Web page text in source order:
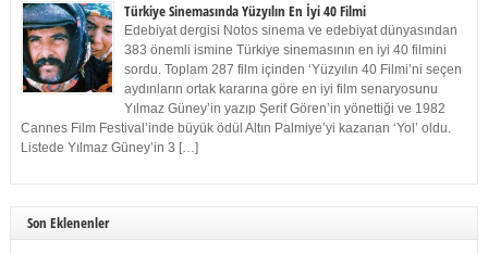
Türkiye Sinemasında Yüzyılın En İyi 40 Filmi
Edebiyat dergisi Notos sinema ve edebiyat dünyasından
383 önemli ismine Türkiye sinemasının en iyi 40 filmini
sordu. Toplam 287 film içinden ‘Yüzyılın 40 Filmi’ni seçen
aydınların ortak kararına göre en iyi film senaryosunu
Yılmaz Güney’in yazıp Şerif Gören’in yönettiği ve 1982
Cannes Film Festival’inde büyük ödül Altın Palmiye’yi kazanan ‘Yol’ oldu.
Listede Yılmaz Güney’in 3 […]
Son Eklenenler